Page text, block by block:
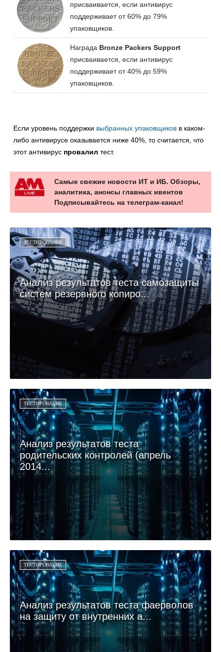
присваивается, если антивирус
поддерживает от 60% до 79%
упаковщиков.
Награда Bronze Packers Support
присваивается, если антивирус
поддерживает от 40% до 59%
упаковщиков.
Если уровень поддержки выбранных упаковщиков в каком-
либо антивирусе оказывается ниже 40%, то считается, что
этот антивирус провалил тест.
Самые свежие новости ИТ и ИБ. Обзоры,
аналитика, анонсы главных ивентов
Подписывайтесь на телеграм-канал!
ТЕСТИРОВАНИЕ
Анализ результатов теста самозащиты
систем резервного копиро...
ТЕСТИРОВАНИЕ
Анализ результатов теста
родительских контролей (апрель
2014...
ТЕСТИРОВАНИЕ
Анализ результатов теста фаерволов
на защиту от внутренних а...